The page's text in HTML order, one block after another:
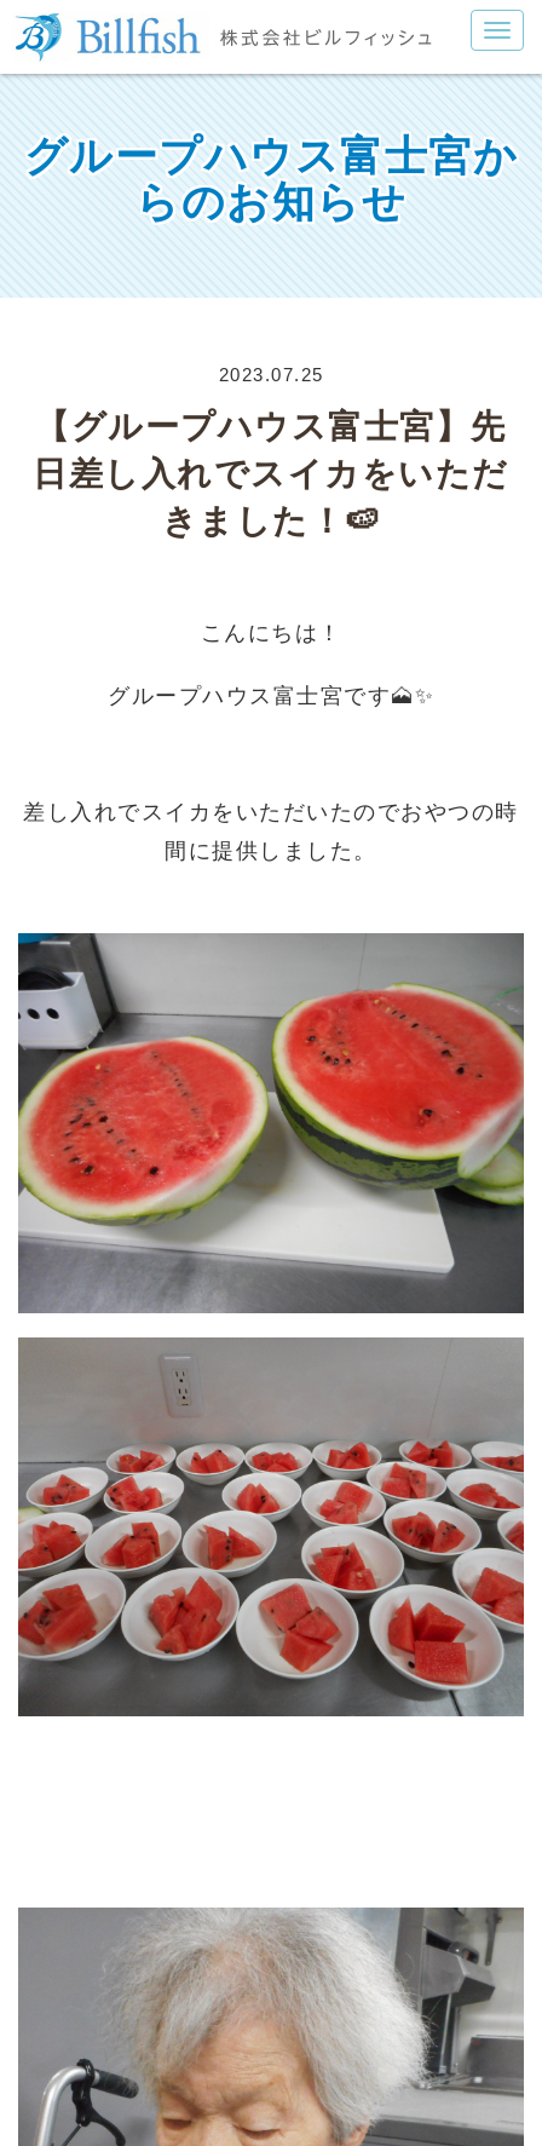
グループハウス富士宮か
らのお知らせ
2023.07.25
【グループハウス富士宮】先
日差し入れでスイカをいただ
きました！🍉
こんにちは！
グループハウス富士宮です🗻✨
差し入れでスイカをいただいたのでおやつの時
間に提供しました。